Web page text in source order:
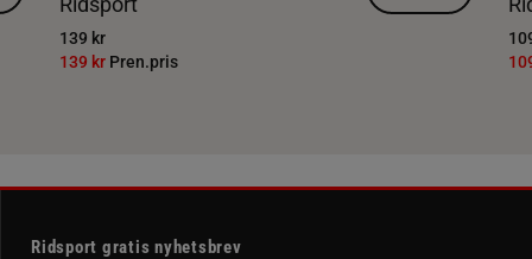
139 kr
139 kr Pren.pris
Ridsport gratis nyhetsbrev